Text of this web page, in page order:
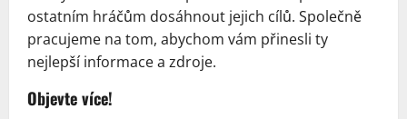
ostatním hráčům dosáhnout jejich cílů. Společně
pracujeme na tom, abychom vám přinesli ty
nejlepší informace a zdroje.
Objevte více!